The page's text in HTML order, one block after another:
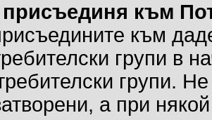
присъединя към
към
групи в
групи.
а при